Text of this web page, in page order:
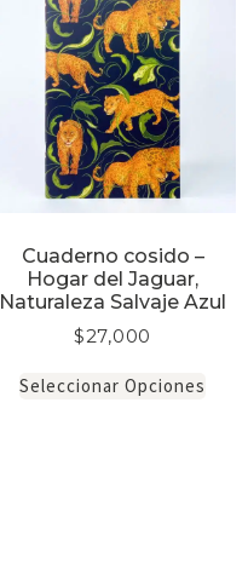
Cuaderno cosido –
Hogar del Jaguar,
Naturaleza Salvaje Azul
$27,000
Seleccionar Opciones